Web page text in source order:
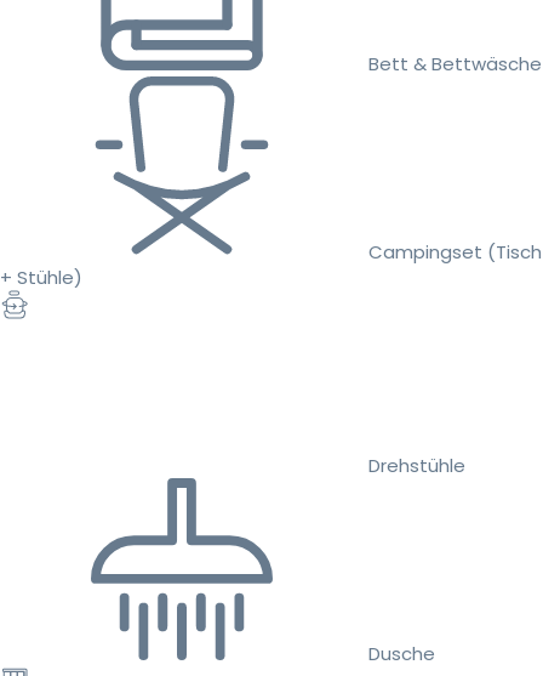
Bett & Bettwäsche
Campingset (Tisch
+ Stühle)
Drehstühle
Dusche